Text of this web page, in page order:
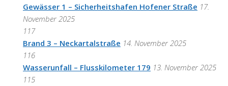
Gewässer 1 – Sicherheitshafen Hofener Straße 17.
November 2025
117
Brand 3 – Neckartalstraße 14. November 2025
116
Wasserunfall – Flusskilometer 179 13. November 2025
115